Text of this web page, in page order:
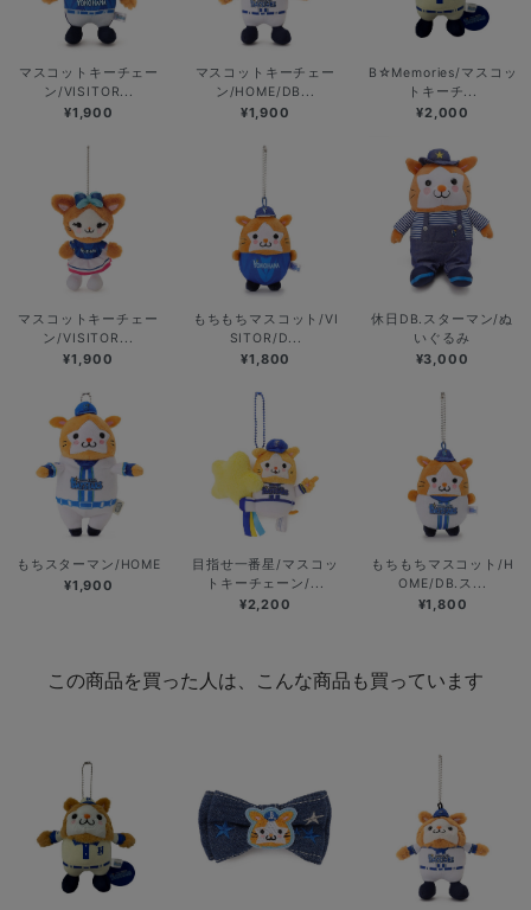
マスコットキーチェー
ン/VISITOR...
¥1,900
マスコットキーチェー
ン/HOME/DB...
¥1,900
B☆Memories/マスコッ
トキーチ...
¥2,000
マスコットキーチェー
ン/VISITOR...
¥1,900
もちもちマスコット/VI
SITOR/D...
¥1,800
休日DB.スターマン/ぬ
いぐるみ
¥3,000
もちスターマン/HOME
¥1,900
目指せ一番星/マスコッ
トキーチェーン/...
¥2,200
もちもちマスコット/H
OME/DB.ス...
¥1,800
この商品を買った人は、こんな商品も買っています